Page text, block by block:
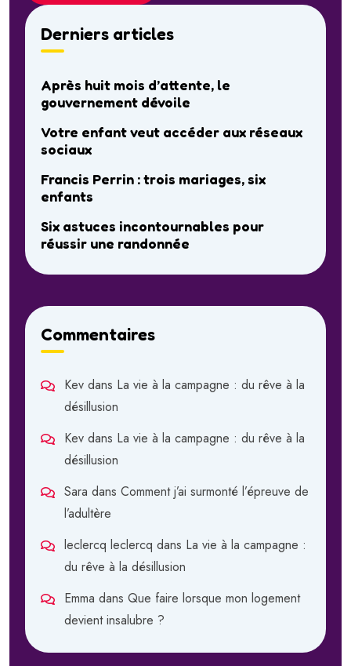
Derniers articles
Après huit mois d’attente, le
gouvernement dévoile
Votre enfant veut accéder aux réseaux
sociaux
Francis Perrin : trois mariages, six
enfants
Six astuces incontournables pour
réussir une randonnée
Commentaires
Kev dans La vie à la campagne : du rêve à la
désillusion
Kev dans La vie à la campagne : du rêve à la
désillusion
Sara dans Comment j’ai surmonté l’épreuve de
l’adultère
leclercq leclercq dans La vie à la campagne :
du rêve à la désillusion
Emma dans Que faire lorsque mon logement
devient insalubre ?